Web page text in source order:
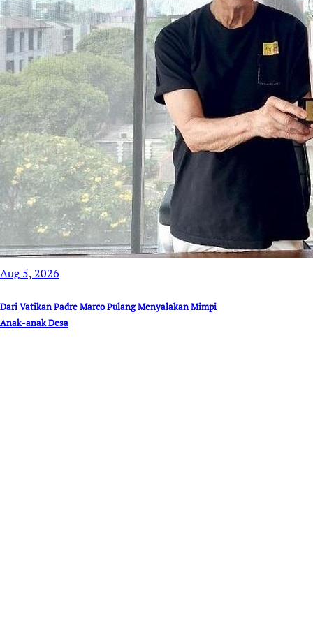
Aug 5, 2026
Dari Vatikan Padre Marco Pulang Menyalakan Mimpi
Anak-anak Desa